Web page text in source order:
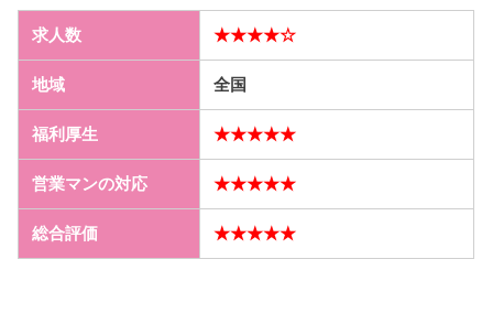
求人数 ★★★★☆
地域 全国
福利厚生 ★★★★★
営業マンの対応 ★★★★★
総合評価 ★★★★★